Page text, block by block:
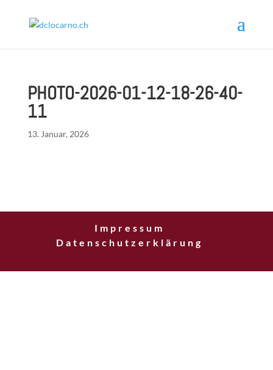
PHOTO-2026-01-12-18-26-40-
11
13. Januar, 2026
Impressum
Datenschutzerklärung